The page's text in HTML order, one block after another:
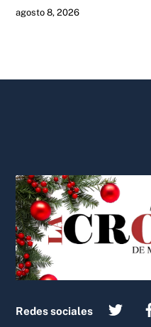
agosto 8, 2026
Redes sociales